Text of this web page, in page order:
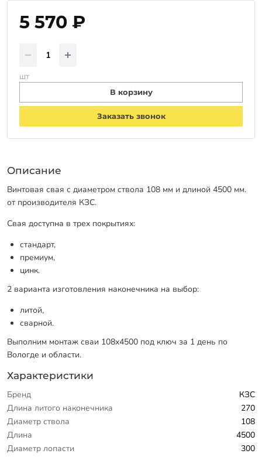
5 570 ₽
шт
В корзину
Заказать звонок
Описание
Винтовая свая с диаметром ствола 108 мм и длиной 4500 мм.
от производителя КЗС.
Свая доступна в трех покрытиях:
стандарт,
премиум,
цинк.
2 варианта изготовления наконечника на выбор:
литой,
сварной.
Выполним монтаж сваи 108х4500 под ключ за 1 день по
Вологде и области.
Характеристики
Бренд
КЗС
Длина литого наконечника
270
Диаметр ствола
108
Длина
4500
Диаметр лопасти
300